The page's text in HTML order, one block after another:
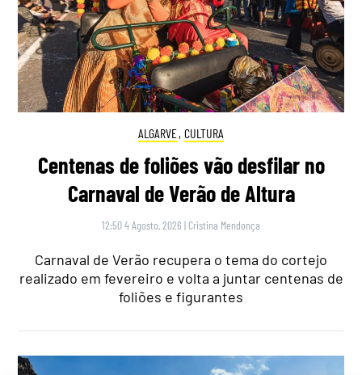
ALGARVE, CULTURA
Centenas de foliões vão desfilar no
Carnaval de Verão de Altura
12:50 4 Agosto, 2026 | Cristina Mendonça
Carnaval de Verão recupera o tema do cortejo
realizado em fevereiro e volta a juntar centenas de
foliões e figurantes